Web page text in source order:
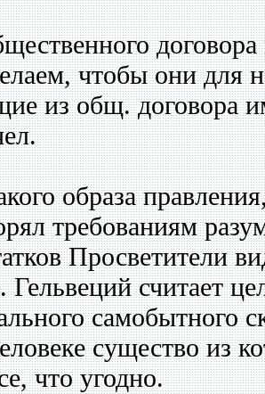
чтобы они для
из общ. договора
образа
требованиям
Просветители
Гельвеций считает
самобытного
существо из
что угодно.